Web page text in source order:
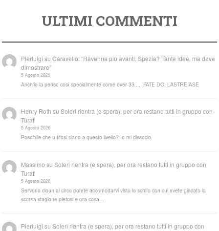
ULTIMI COMMENTI
Pierluigi suCaravello: “Ravenna più avanti. Spezia? Tante idee, ma deve
dimostrare”
5 Agosto 2026
Anch'io la penso così specialmente come over 33..... FATE DOI LASTRE ASE
Henry Roth suSoleri rientra (e spera), per ora restano tutti in gruppo con
Turati
5 Agosto 2026
Possibile che u tifosi siano a questo livello? Io mi dissocio.
Massimo suSoleri rientra (e spera), per ora restano tutti in gruppo con
Turati
5 Agosto 2026
Servono cloun al circo potete accomodarvi visto lo schifo con cui avete giocato la
scorsa stagione pietosi e ora cosa…
Pierluigi suSoleri rientra (e spera), per ora restano tutti in gruppo con